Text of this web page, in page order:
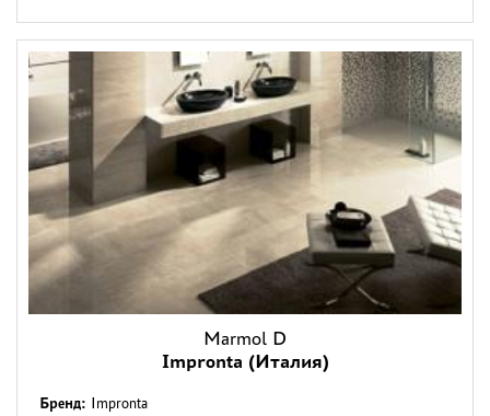
Marmol D
Impronta (Италия)
Бренд: Impronta